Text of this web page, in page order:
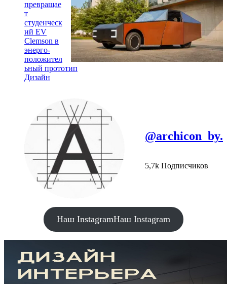
превращае
т
студенческ
ий EV
Clemson в
энерго-
положител
ьный прототип
Дизайн
@archicon_by.
5,7k Подписчиков
Наш InstagramНаш Instagram